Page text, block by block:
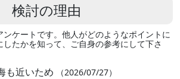
検討の理由
ケートです。他人がどのようなポイントに
したかを知って、ご自身の参考にして下さ
も近いため （2026/07/27）